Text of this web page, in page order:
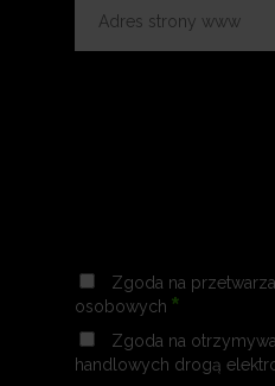
Zgoda na
osobowych *
Zgoda na
handlowych drogą